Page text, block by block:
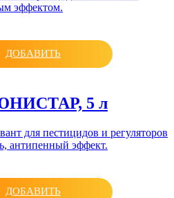
эффектом.
ДОБАВИТЬ
5 л
для пестицидов и регуляторов
антипенный эффект.
ДОБАВИТЬ